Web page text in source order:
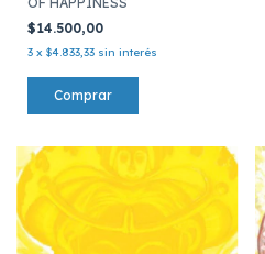
$14.500,00
3 x $4.833,33 sin interés